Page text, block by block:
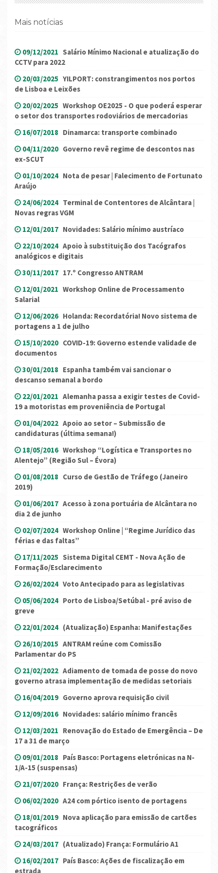
Mais notícias
09/12/2021 Salário Mínimo Nacional e atualização do
CCTV para 2022
20/03/2025 YILPORT: constrangimentos nos portos
de Lisboa e Leixões
20/02/2025 Workshop OE2025 - O que poderá esperar
o setor dos transportes rodoviários de mercadorias
16/07/2018 Dinamarca: transporte combinado
04/11/2020 Governo revê regime de descontos nas
ex-SCUT
01/10/2024 Nota de pesar | Falecimento de Fortunato
Araújo
24/06/2024 Terminal de Contentores de Alcântara |
Novas regras VGM
12/01/2017 Novidades: Salário mínimo austríaco
22/10/2024 Apoio à substituição dos Tacógrafos
analógicos e digitais
30/11/2017 17.º Congresso ANTRAM
12/01/2021 Workshop Online de Processamento
Salarial
12/06/2026 Holanda: Recordatória! Novo sistema de
portagens a 1 de julho
15/10/2020 COVID-19: Governo estende validade de
documentos
30/01/2018 Espanha também vai sancionar o
descanso semanal a bordo
22/01/2021 Alemanha passa a exigir testes de Covid-
19 a motoristas em proveniência de Portugal
01/04/2022 Apoio ao setor – Submissão de
candidaturas (última semana!)
18/05/2016 Workshop “Logística e Transportes no
Alentejo” (Região Sul – Évora)
01/08/2018 Curso de Gestão de Tráfego (Janeiro
2019)
01/06/2017 Acesso à zona portuária de Alcântara no
dia 2 de junho
02/07/2024 Workshop Online | “Regime Jurídico das
férias e das faltas”
17/11/2025 Sistema Digital CEMT - Nova Ação de
Formação/Esclarecimento
26/02/2024 Voto Antecipado para as legislativas
05/06/2024 Porto de Lisboa/Setúbal - pré aviso de
greve
22/01/2024 (Atualização) Espanha: Manifestações
26/10/2015 ANTRAM reúne com Comissão
Parlamentar do PS
21/02/2022 Adiamento de tomada de posse do novo
governo atrasa implementação de medidas setoriais
16/04/2019 Governo aprova requisição civil
12/09/2016 Novidades: salário mínimo francês
12/03/2021 Renovação do Estado de Emergência – De
17 a 31 de março
09/01/2018 País Basco: Portagens eletrónicas na N-
1/A-15 (suspensas)
21/07/2020 França: Restrições de verão
06/02/2020 A24 com pórtico isento de portagens
18/01/2019 Nova aplicação para emissão de cartões
tacográficos
24/03/2017 (Atualizado) França: Formulário A1
16/02/2017 País Basco: Ações de fiscalização em
estrada